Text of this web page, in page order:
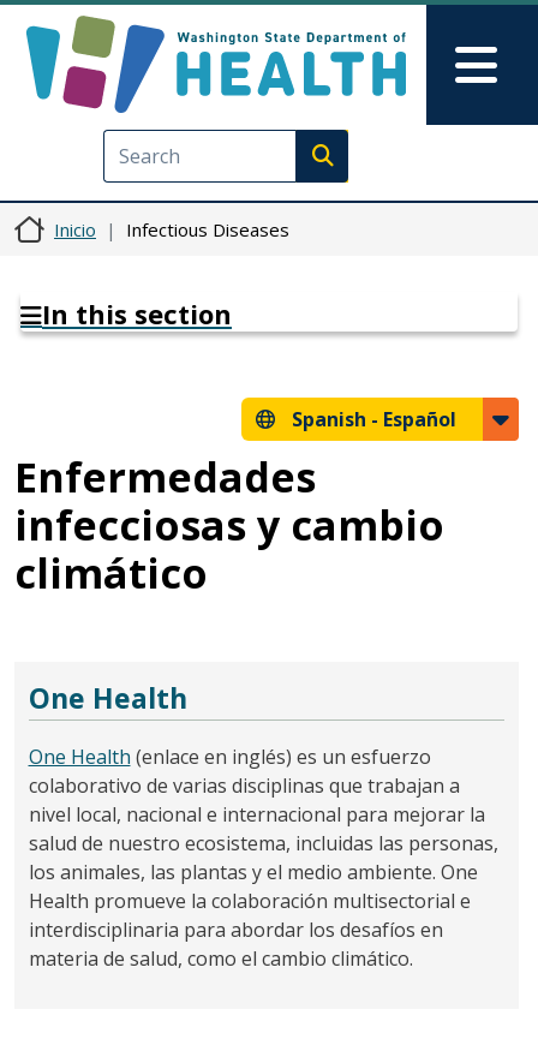
Execute search
Inicio Infectious Diseases
In this section
Spanish - Español
Enfermedades
infecciosas y cambio
climático
One Health
One Health (enlace en inglés) es un esfuerzo
colaborativo de varias disciplinas que trabajan a
nivel local, nacional e internacional para mejorar la
salud de nuestro ecosistema, incluidas las personas,
los animales, las plantas y el medio ambiente. One
Health promueve la colaboración multisectorial e
interdisciplinaria para abordar los desafíos en
materia de salud, como el cambio climático.